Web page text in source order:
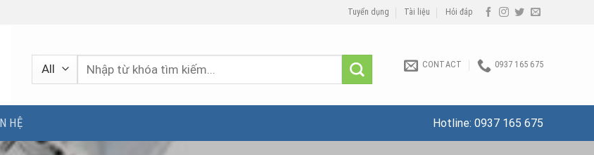
Tuyển dụng Tài liệu Hỏi đáp
Tìm
CONTACT 0937 165 675
HỆ Hotline: 0937 165 675